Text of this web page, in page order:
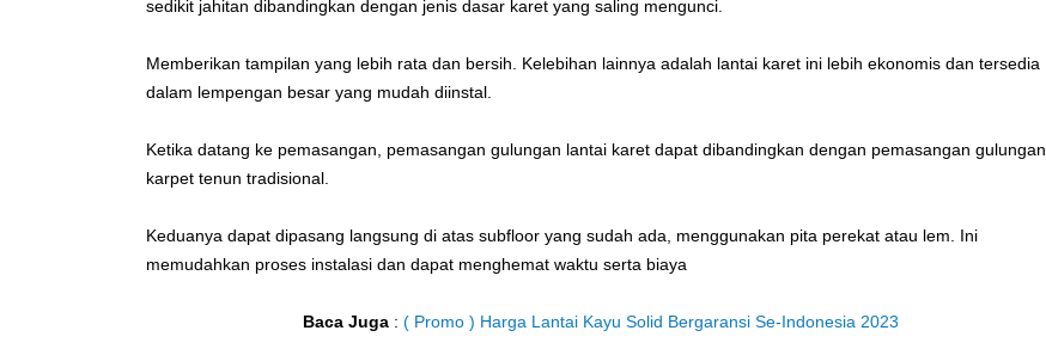
sedikit jahitan dibandingkan dengan jenis dasar karet yang saling mengunci.
Memberikan tampilan yang lebih rata dan bersih. Kelebihan lainnya adalah lantai karet ini lebih ekonomis dan tersedia
dalam lempengan besar yang mudah diinstal.
Ketika datang ke pemasangan, pemasangan gulungan lantai karet dapat dibandingkan dengan pemasangan gulungan
karpet tenun tradisional.
Keduanya dapat dipasang langsung di atas subfloor yang sudah ada, menggunakan pita perekat atau lem. Ini
memudahkan proses instalasi dan dapat menghemat waktu serta biaya
Baca Juga: ( Promo ) Harga Lantai Kayu Solid Bergaransi Se-Indonesia 2023